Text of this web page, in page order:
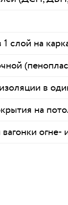
слой на
в
на
огне-